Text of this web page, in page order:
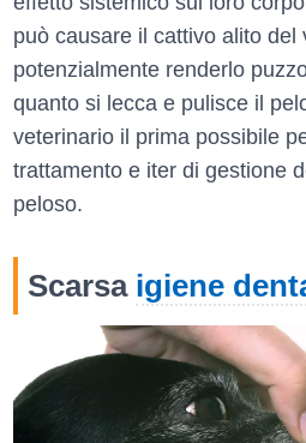
può causare il cattivo alito del
potenzialmente renderlo
quanto si lecca e pulisce il
veterinario il prima possibile
trattamento e iter di gestione
peloso.
Scarsa igiene